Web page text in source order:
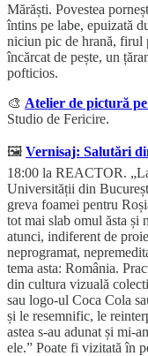
Mărăști. Povestea
întins pe labe, epuizată
niciun pic de hrană, firul
încărcat de pește, un
pofticios.
🎨 Atelier de pictură
Studio de Fericire.
🖼️ Vernisaj: Salutări
18:00 la REACTOR.
Universității din
greva foamei pentru
tot mai slab omul ăsta și
atunci, indiferent de
neprogramat,
tema asta: România.
din cultura vizuală
sau logo-ul Coca Cola
și le resemnific, le
astea s-au adunat și mi-
ele.” Poate fi vizitată în